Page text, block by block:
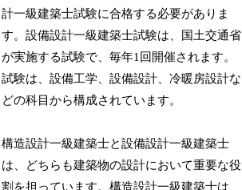
計一級建築士試験に合格する必要がありま
す。設備設計一級建築士試験は、国土交通省
が実施する試験で、毎年1回開催されます。
試験は、設備工学、設備設計、冷暖房設計な
どの科目から構成されています。
構造設計一級建築士と設備設計一級建築士
は、どちらも建築物の設計において重要な役
割を担っています。構造設計一級建築士は、